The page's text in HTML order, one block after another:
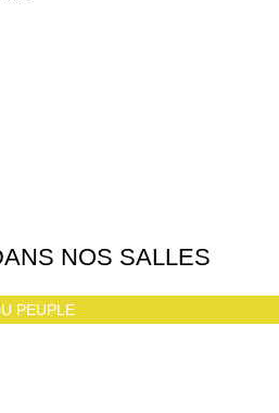
NOS SALLES
PEUPLE